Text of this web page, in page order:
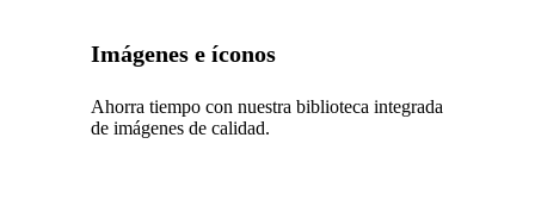
Imágenes e íconos
Ahorra tiempo con nuestra biblioteca integrada
de imágenes de calidad.